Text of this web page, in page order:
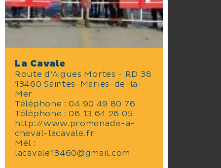
La Cavale
Route d'Aigues Mortes - RD 38
13460 Saintes-Maries-de-la-
Mer
Téléphone :04 90 49 80 76
Téléphone :06 13 64 26 05
http://www.promenade-a-
cheval-lacavale.fr
Mél :
lacavale13460@gmail.com